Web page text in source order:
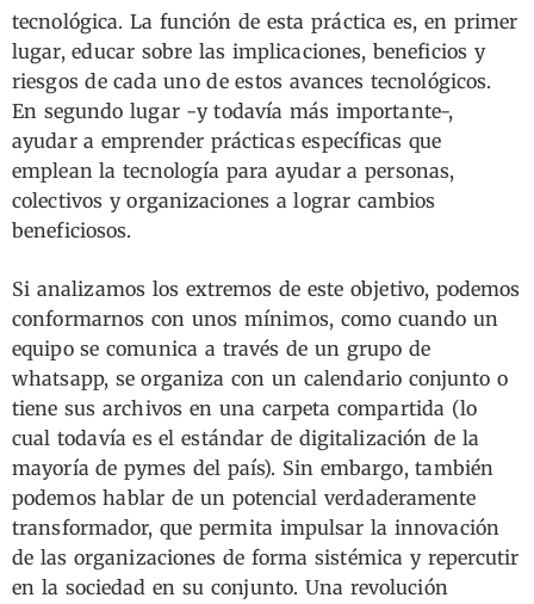
tecnológica. La función de esta práctica es, en primer
lugar, educar sobre las implicaciones, beneficios y
riesgos de cada uno de estos avances tecnológicos.
En segundo lugar -y todavía más importante-,
ayudar a emprender prácticas específicas que
emplean la tecnología para ayudar a personas,
colectivos y organizaciones a lograr cambios
beneficiosos.
Si analizamos los extremos de este objetivo, podemos
conformarnos con unos mínimos, como cuando un
equipo se comunica a través de un grupo de
whatsapp, se organiza con un calendario conjunto o
tiene sus archivos en una carpeta compartida (lo
cual todavía es el estándar de digitalización de la
mayoría de pymes del país). Sin embargo, también
podemos hablar de un potencial verdaderamente
transformador, que permita impulsar la innovación
de las organizaciones de forma sistémica y repercutir
en la sociedad en su conjunto. Una revolución